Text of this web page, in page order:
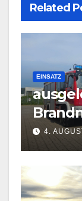
Related
EINSATZ
4.